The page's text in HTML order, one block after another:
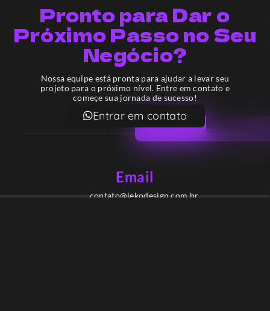
Pronto para Dar o
Próximo Passo no Seu
Negócio?
Nossa equipe está pronta para ajudar a levar seu
projeto para o próximo nível. Entre em contato e
começe sua jornada de sucesso!
Entrar em contato
Email
contato@lekodesign.com.br